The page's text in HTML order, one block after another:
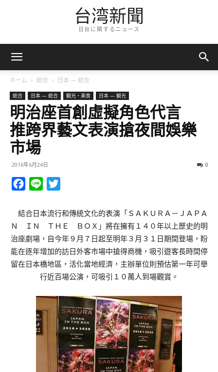
台湾新聞
日台に関するニュース
ホーム 総合 日本 — 総合
総合 日本 — 総合 観光・美食 日本 — 観光
明治座首創虛擬角色代言
推跨界藝文表演搶夜間娛樂
市場
2016年6月24日 0
Facebook
Line
結合日本流行和傳統文化的表演「ＳＡＫＵＲＡ－ＪＡＰＡ
Ｎ ＩＮ ＴＨＥ ＢＯＸ」將在擁有１４０年以上歷史的明
治座劇場，自今年９月７日起至明年３月３１日期間登場，盼
能在逐年增加的訪日外客市場中搶得商機，吸引遊客長時間停
留在日本橋地區，活化當地經濟，主辦單位則預估第一年可舉
行近百場公演，可吸引１０萬人到場觀賞。